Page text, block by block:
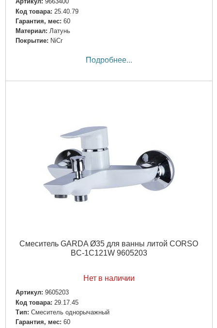
Артикул: 9663400
Код товара: 25.40.79
Гарантия, мес: 60
Материал: Латунь
Покрытие: NiCr
Подробнее...
Смеситель GARDA Ø35 для ванны литой CORSO
BC-1C121W 9605203
Нет в наличии
Артикул: 9605203
Код товара: 29.17.45
Tип: Смеситель однорычажный
Гарантия, мес: 60